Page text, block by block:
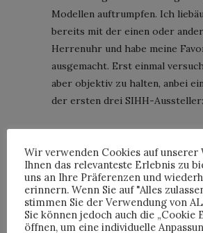
Modellen auftrumpfen. Ich
bereits mit der einen oder
Herrenuhr und habe meine
ausgemacht. Erst einmal
aber objektiv zu halten, anbei
der ersten drei SIHH-Aussteller:
3 Comments
By JULIAN
Wir verwenden Cookies auf unserer
Ihnen das relevanteste Erlebnis zu
uns an Ihre Präferenzen und
erinnern. Wenn Sie auf "Alles
stimmen Sie der Verwendung von
Sie können jedoch auch die „Cookie
öffnen, um eine individuelle